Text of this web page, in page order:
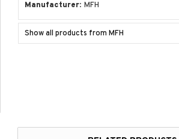
Manufacturer MFH
Show all products from MFH